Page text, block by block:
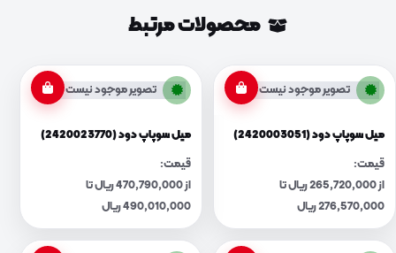
محصولات مرتبط
تصویر موجود نیست
میل سوپاپ دود (2420003051)
قیمت:
از 265,720,000 ریال تا
276,570,000 ریال
تصویر موجود نیست
میل سوپاپ دود (2420023770)
قیمت:
از 470,790,000 ریال تا
490,010,000 ریال